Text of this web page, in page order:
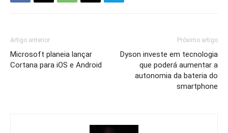
Artigo anterior
Microsoft planeia lançar
Cortana para iOS e Android
Próximo artigo
Dyson investe em tecnologia
que poderá aumentar a
autonomia da bateria do
smartphone